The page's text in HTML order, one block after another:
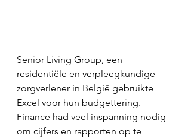
Senior Living Group, een
residentiële en verpleegkundige
zorgverlener in België gebruikte
Excel voor hun budgettering.
Finance had veel inspanning nodig
om cijfers en rapporten op te